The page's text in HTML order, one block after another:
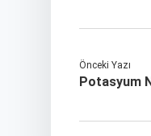
Önceki Yazı
Potasyum